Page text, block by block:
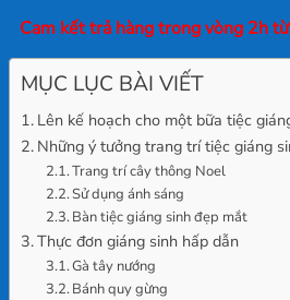
Cam kết trả hàng trong vòng 2h
MỤC LỤC BÀI VIẾT
Lên kế hoạch cho một bữa tiệc
Những ý tưởng trang trí tiệc giáng
Trang trí cây thông Noel
Sử dụng ánh sáng
Bàn tiệc giáng sinh đẹp mắt
Thực đơn giáng sinh hấp dẫn
Gà tây nướng
Bánh quy gừng